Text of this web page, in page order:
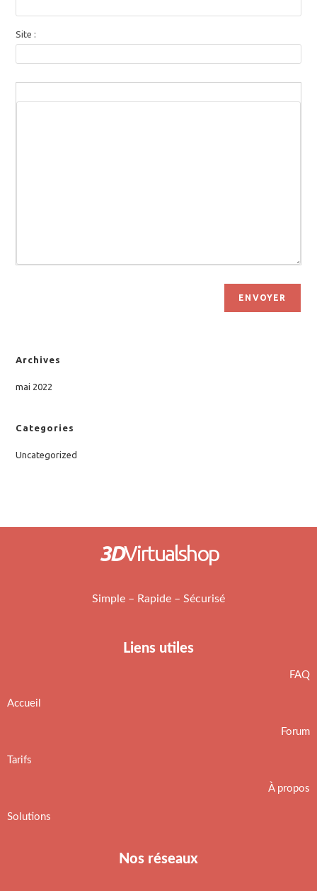
Site :
ENVOYER
Archives
mai 2022
Categories
Uncategorized
3DVirtualshop
Simple – Rapide – Sécurisé
Liens utiles
Accueil
Tarifs
Solutions
FAQ
Forum
À propos
Nos réseaux